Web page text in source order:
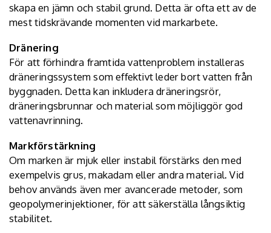
skapa en jämn och stabil grund. Detta är ofta ett av de
mest tidskrävande momenten vid markarbete.
Dränering
För att förhindra framtida vattenproblem installeras
dräneringssystem som effektivt leder bort vatten från
byggnaden. Detta kan inkludera dräneringsrör,
dräneringsbrunnar och material som möjliggör god
vattenavrinning.
Markförstärkning
Om marken är mjuk eller instabil förstärks den med
exempelvis grus, makadam eller andra material. Vid
behov används även mer avancerade metoder, som
geopolymerinjektioner, för att säkerställa långsiktig
stabilitet.